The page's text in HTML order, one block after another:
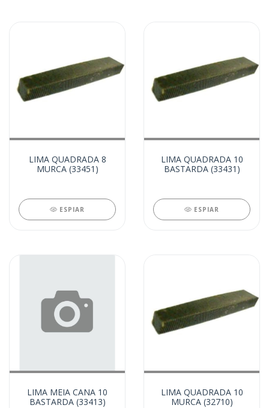
LIMA QUADRADA 8
MURCA (33451)
ESPIAR
LIMA QUADRADA 10
BASTARDA (33431)
ESPIAR
LIMA MEIA CANA 10
BASTARDA (33413)
LIMA QUADRADA 10
MURCA (32710)